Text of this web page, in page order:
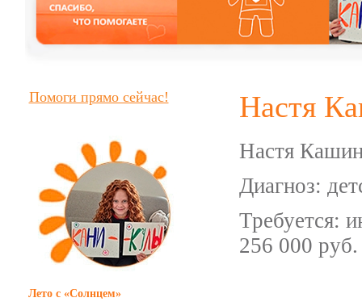
Помоги прямо сейчас!
Лето с «Солнцем»
Настя
Настя
Диагноз:
Требуется:
256 000 руб.